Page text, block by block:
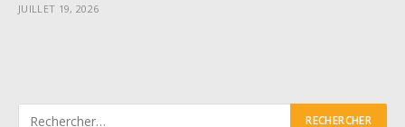
JUILLET 19, 2026